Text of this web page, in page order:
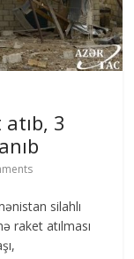
3
silahlı
raket atılması